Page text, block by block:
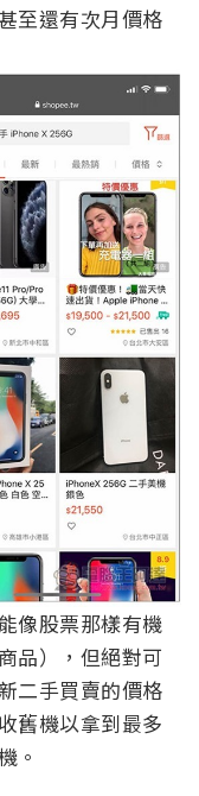
至還有次月價格
像股票那樣有機
品），但絕對可
二手買賣的價格
舊機以拿到最多
。